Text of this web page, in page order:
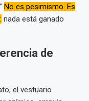
No es pesimismo. Es
nada está ganado
de
el vestuario